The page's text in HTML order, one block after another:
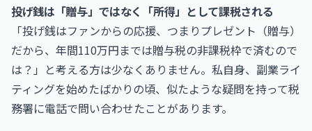
投げ銭は「贈与」ではなく「所得」として課税される
「投げ銭はファンからの応援、つまりプレゼント（贈与）
だから、年間110万円までは贈与税の非課税枠で済むので
は？」と考える方は少なくありません。私自身、副業ライ
ティングを始めたばかりの頃、似たような疑問を持って税
務署に電話で問い合わせたことがあります。